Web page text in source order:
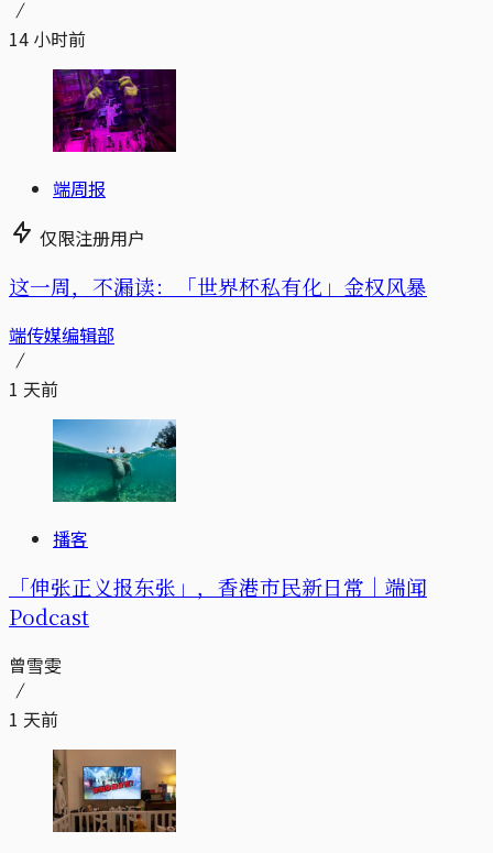
14 小时前
端周报
仅限注册用户
这一周，不漏读：「世界杯私有化」金权风暴
端传媒编辑部
1 天前
播客
「伸张正义报东张」，香港市民新日常｜端闻
Podcast
曾雪雯
1 天前